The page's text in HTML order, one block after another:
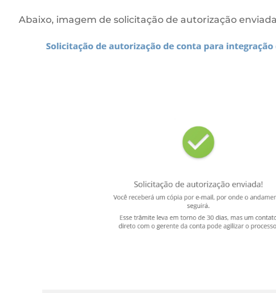
Abaixo, imagem de solicitação de autorização